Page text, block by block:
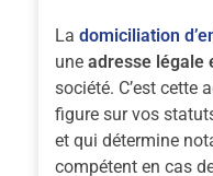
La domiciliation
une adresse légale
société. C’est cette
figure sur vos
et qui détermine
compétent en cas